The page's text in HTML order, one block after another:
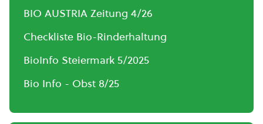
BIO AUSTRIA Zeitung 4/26
Checkliste Bio-Rinderhaltung
BioInfo Steiermark 5/2025
Bio Info - Obst 8/25